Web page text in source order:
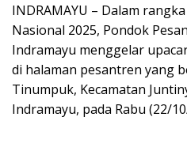
INDRAMAYU – Dalam
Nasional 2025, Pondok
Indramayu menggelar
di halaman pesantren yang
Tinumpuk, Kecamatan
Indramayu, pada Rabu (22/